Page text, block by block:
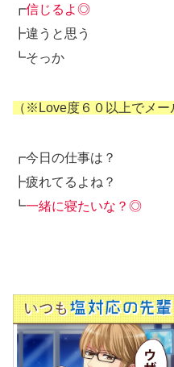
┏信じるよ◎
┣違うと思う
┗そっか
（※Love度６０以上でメー
┏今日の仕事は？
┣疲れてるよね？
┗一緒に寝たいな？◎